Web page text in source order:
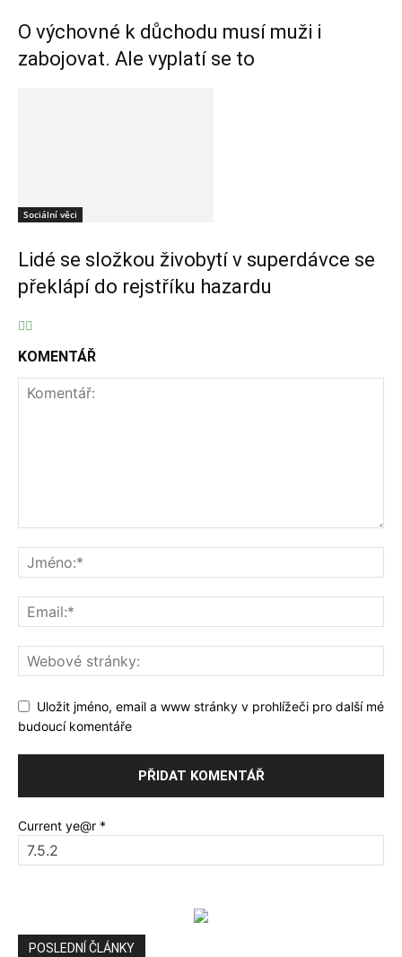
O výchovné k důchodu musí muži i
zabojovat. Ale vyplatí se to
Sociální věci
Lidé se složkou živobytí v superdávce se
překlápí do rejstříku hazardu
KOMENTÁŘ
Uložit jméno, email a www stránky v prohlížeči pro další mé
budoucí komentáře
Current ye@r *
POSLEDNÍ ČLÁNKY